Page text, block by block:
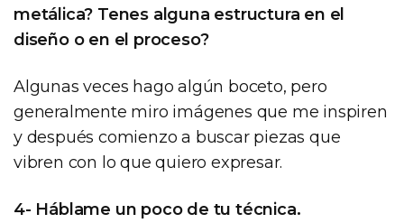
metálica? Tenes alguna estructura en el
diseño o en el proceso?
Algunas veces hago algún boceto, pero
generalmente miro imágenes que me inspiren
y después comienzo a buscar piezas que
vibren con lo que quiero expresar.
4- Háblame un poco de tu técnica.